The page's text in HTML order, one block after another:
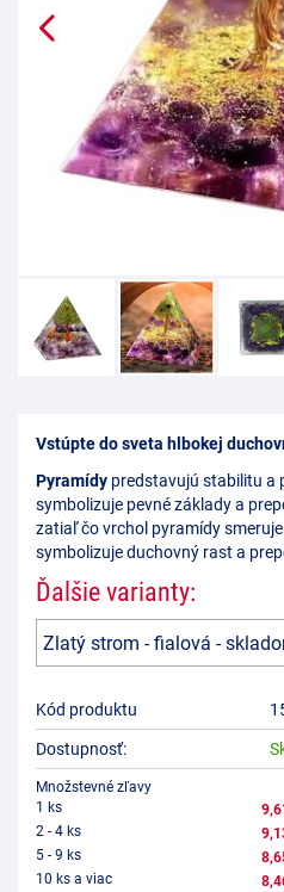
Vstúpte do sveta hlbokej
Pyramídy predstavujú stabilitu a
symbolizuje pevné základy a
zatiaľ čo vrchol pyramídy
symbolizuje duchovný rast a
Ďalšie varianty:
Kód produktu
Dostupnosť:
Množstevné zľavy
1 ks
2 - 4 ks
5 - 9 ks
10 ks a viac